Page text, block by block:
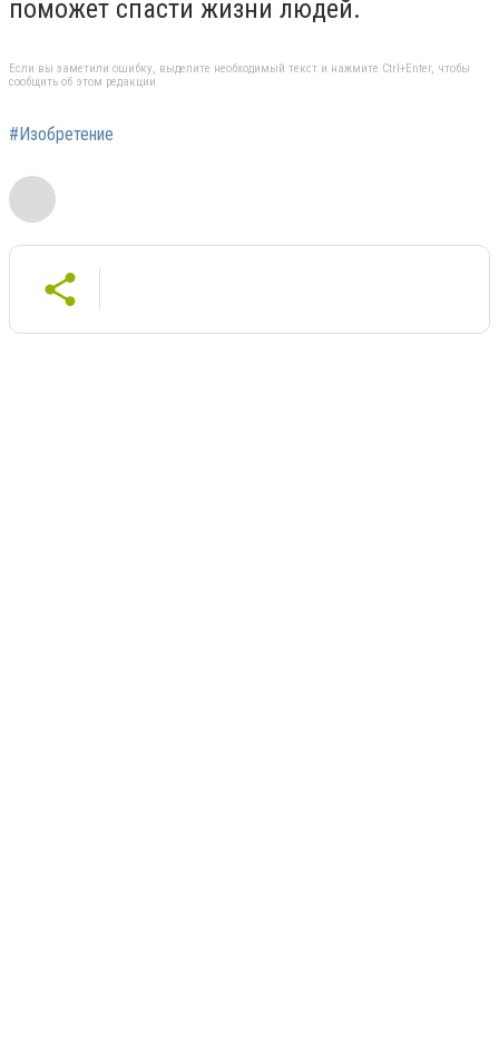
поможет спасти жизни людей.
Если вы заметили ошибку, выделите необходимый текст и нажмите Ctrl+Enter, чтобы
сообщить об этом редакции
#Изобретение